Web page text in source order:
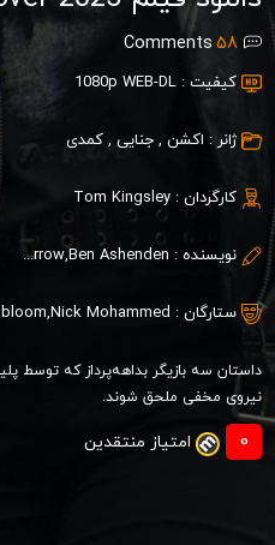
58
Comments
کیفیت : 1080p WEB-DL
ژانر : اکشن ,جنایی ,کمدی
کارگردان : Tom Kingsley
نویسنده : Derek Connolly,Colin Trevorrow,Ben Ashenden
ستارگان : ,Nick Mohammed
داستان سه بازیگر بداهه‌پرداز که توسط
نیروی مخفی ملحق شوند.
0 امتیاز منتقدین